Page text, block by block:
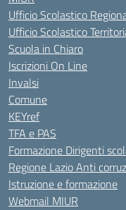
Ufficio Scolastico
Ufficio Scolastico
Scuola in Chiaro
Iscrizioni On Line
Invalsi
Comune
KEYref
TFA e PAS
Formazione Dirigenti
Regione Lazio Anti
Istruzione e formazione
Webmail MIUR